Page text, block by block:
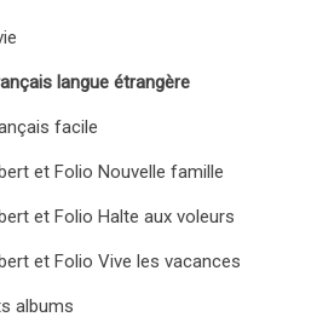
langue étrangère
facile
et Folio Nouvelle famille
et Folio Halte aux voleurs
et Folio Vive les vacances
albums